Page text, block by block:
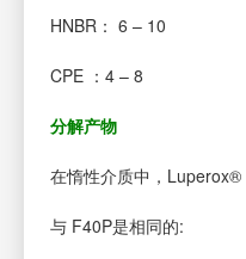
HNBR： 6 – 10
CPE ：4 – 8
分解产物
在惰性介质中，
与 F40P是相同的: